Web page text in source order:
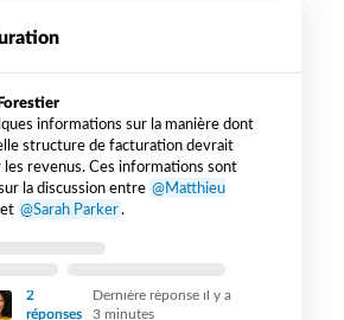
informations sur la manière dont
structure de facturation devrait
revenus. Ces informations sont
la discussion entre @Matthieu
et @Sarah Parker.
2
réponses
Dernière réponse il y a
3 minutes